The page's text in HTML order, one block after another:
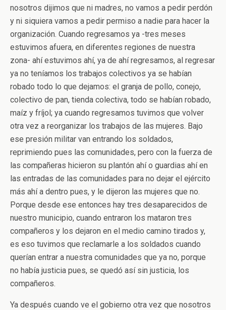
nosotros dijimos que ni madres, no vamos a pedir perdón
y ni siquiera vamos a pedir permiso a nadie para hacer la
organización. Cuando regresamos ya -tres meses
estuvimos afuera, en diferentes regiones de nuestra
zona- ahí estuvimos ahí, ya de ahí regresamos, al regresar
ya no teníamos los trabajos colectivos ya se habían
robado todo lo que dejamos: el granja de pollo, conejo,
colectivo de pan, tienda colectiva, todo se habían robado,
maíz y fríjol; ya cuando regresamos tuvimos que volver
otra vez a reorganizar los trabajos de las mujeres. Bajo
ese presión militar van entrando los soldados,
reprimiendo pues las comunidades, pero con la fuerza de
las compañeras hicieron su plantón ahí o guardias ahí en
las entradas de las comunidades para no dejar el ejército
más ahí a dentro pues, y le dijeron las mujeres que no.
Porque desde ese entonces hay tres desaparecidos de
nuestro municipio, cuando entraron los mataron tres
compañeros y los dejaron en el medio camino tirados y,
es eso tuvimos que reclamarle a los soldados cuando
querían entrar a nuestra comunidades que ya no, porque
no había justicia pues, se quedó así sin justicia, los
compañeros.
Ya después cuando ve el gobierno otra vez que nosotros